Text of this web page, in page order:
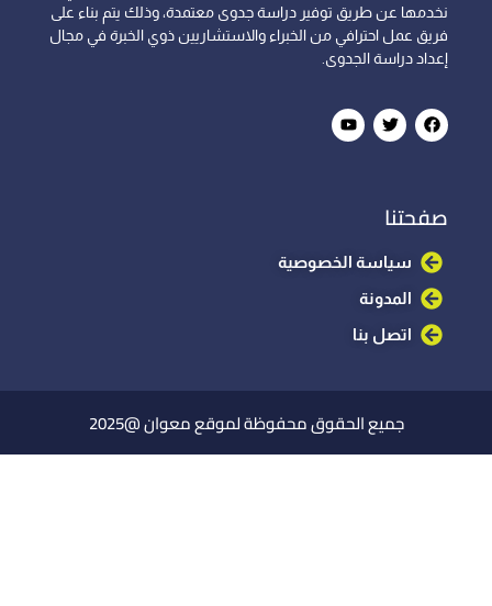
نخدمها عن طريق توفير دراسة جدوى معتمدة، وذلك يتم بناء على
فريق عمل احترافي من الخبراء والاستشاريين ذوي الخبرة في مجال
إعداد دراسة الجدوى.
صفحتنا
سياسة الخصوصية
المدونة
اتصل بنا
جميع الحقوق محفوظة لموقع معوان @2025